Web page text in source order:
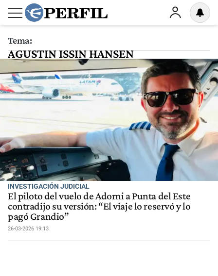
Tema:
AGUSTIN ISSIN HANSEN
INVESTIGACIÓN JUDICIAL
El piloto del vuelo de Adorni a Punta del Este
contradijo su versión: “El viaje lo reservó y lo
pagó Grandio”
26-03-2026 19:13